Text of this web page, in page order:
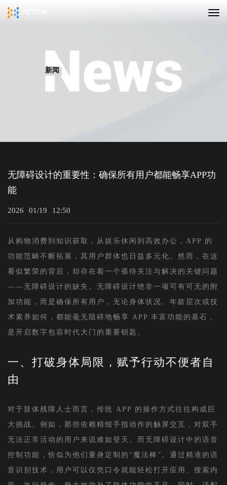
新闻
无障碍设计的重要性：确保所有用户都能畅享APP功
能
2026 01/19 12:50
从购物消费到知识获取，从娱乐休闲到高效办公，APP 的
功能范畴不断拓展，其用户群体也日益多元化。然而，在这
看似繁荣的背后，却存在着一个亟待关注与解决的关键问题
——无障碍设计的缺失。无障碍设计绝非一项可有可无的附
加功能，而是确保所有用户，无论身体状况、年龄层次或技
术素养如何，都能毫无阻碍地畅享 APP 丰富功能的基石，
是开启数字包容时代大门的重要钥匙。
一、打破身体局限，赋予行动不便者自
由
对于肢体残障人士而言，传统 APP 的操作方式往往构成巨
大挑战。例如，那些依赖精细手指动作的触屏交互，对双手
无法正常活动的用户来说难如登天。而无障碍设计中的语音
控制功能，恰似为他们量身定制的“魔法棒”。通过精准的语
音识别技术，用户可以仅凭口令就能轻松打开应用、搜索内